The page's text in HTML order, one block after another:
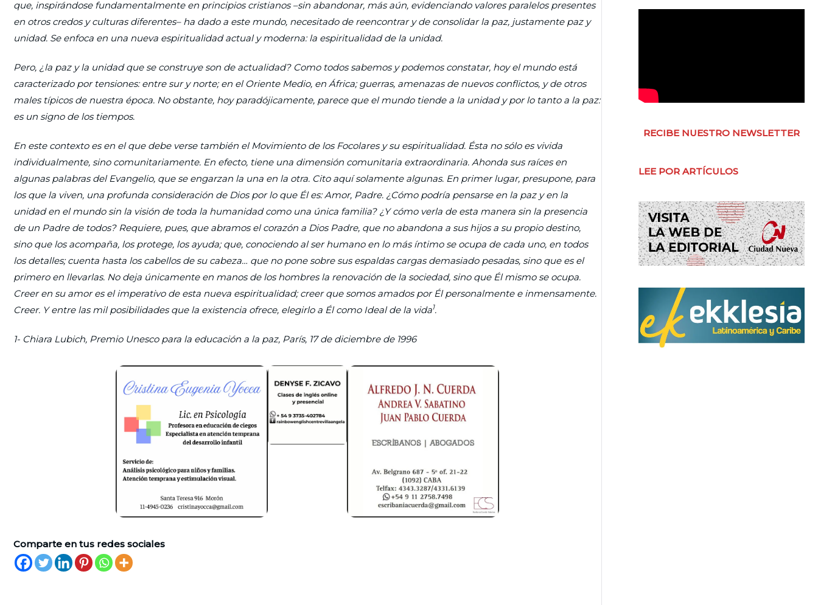
que, inspirándose fundamentalmente en principios cristianos –sin abandonar, más aún, evidenciando valores paralelos presentes
en otros credos y culturas diferentes– ha dado a este mundo, necesitado de reencontrar y de consolidar la paz, justamente paz y
unidad. Se enfoca en una nueva espiritualidad actual y moderna: la espiritualidad de la unidad.
Pero, ¿la paz y la unidad que se construye son de actualidad? Como todos sabemos y podemos constatar, hoy el mundo está
caracterizado por tensiones: entre sur y norte; en el Oriente Medio, en África; guerras, amenazas de nuevos conflictos, y de otros
males típicos de nuestra época. No obstante, hoy paradójicamente, parece que el mundo tiende a la unidad y por lo tanto a la paz:
es un signo de los tiempos.
En este contexto es en el que debe verse también el Movimiento de los Focolares y su espiritualidad. Ésta no sólo es vivida
individualmente, sino comunitariamente. En efecto, tiene una dimensión comunitaria extraordinaria. Ahonda sus raíces en
algunas palabras del Evangelio, que se engarzan la una en la otra. Cito aquí solamente algunas. En primer lugar, presupone, para
los que la viven, una profunda consideración de Dios por lo que Él es: Amor, Padre. ¿Cómo podría pensarse en la paz y en la
unidad en el mundo sin la visión de toda la humanidad como una única familia? ¿Y cómo verla de esta manera sin la presencia
de un Padre de todos? Requiere, pues, que abramos el corazón a Dios Padre, que no abandona a sus hijos a su propio destino,
sino que los acompaña, los protege, los ayuda; que, conociendo al ser humano en lo más íntimo se ocupa de cada uno, en todos
los detalles; cuenta hasta los cabellos de su cabeza… que no pone sobre sus espaldas cargas demasiado pesadas, sino que es el
primero en llevarlas. No deja únicamente en manos de los hombres la renovación de la sociedad, sino que Él mismo se ocupa.
Creer en su amor es el imperativo de esta nueva espiritualidad; creer que somos amados por Él personalmente e inmensamente.
Creer. Y entre las mil posibilidades que la existencia ofrece, elegirlo a Él como Ideal de la vida1.
1- Chiara Lubich, Premio Unesco para la educación a la paz, París, 17 de diciembre de 1996
Comparte en tus redes sociales
RECIBE NUESTRO NEWSLETTER
LEE POR ARTÍCULOS